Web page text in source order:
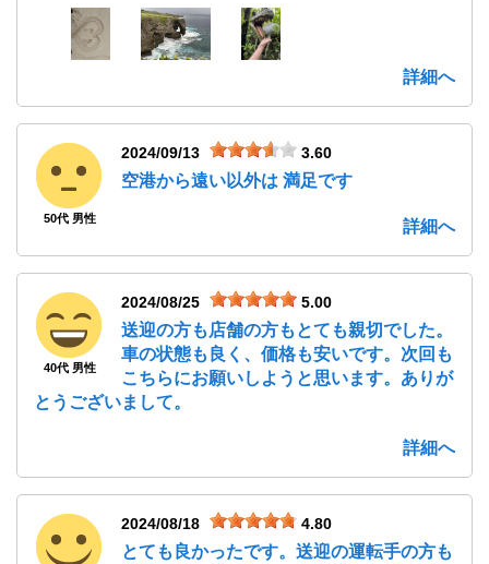
詳細へ
50代 男性
2024/09/13 3.60
空港から遠い以外は 満足です
詳細へ
40代 男性
2024/08/25 5.00
送迎の方も店舗の方もとても親切でした。
車の状態も良く、価格も安いです。次回も
こちらにお願いしようと思います。ありが
とうございまして。
詳細へ
2024/08/18 4.80
とても良かったです。送迎の運転手の方も